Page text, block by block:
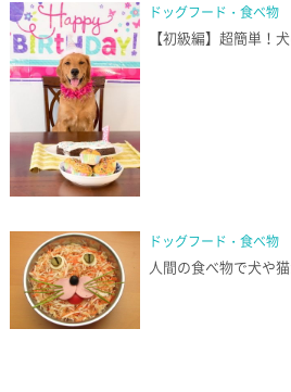
ドッグフード・食べ物
【初級編】超簡単！
ドッグフード・食べ物
人間の食べ物で犬や